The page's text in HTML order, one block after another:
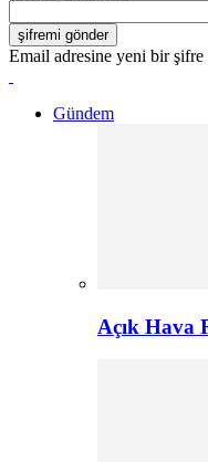
Email adresine yeni bir şifre
Gündem
Açık Hava